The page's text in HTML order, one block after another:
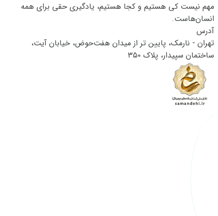
مهم نیست کی هستیم و کجا هستیم، یادگیری حقی برای همه
انسان‌هاست.
آدرس
تهران - نارمک، پایین تر از میدان هفت‌حوض، خیابان آیت،
ساختمان سپیدار، پلاک ۳۵۰